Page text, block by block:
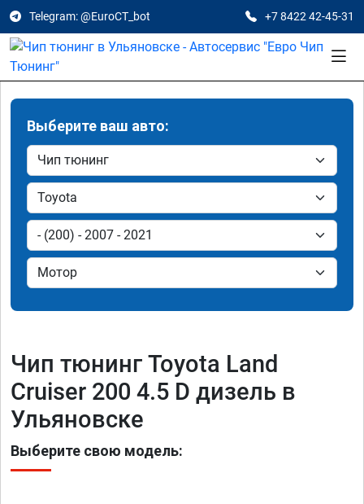
Telegram: @EuroCT_bot +7 8422 42-45-31
Выберите ваш авто:
Чип тюнинг Toyota Land
Cruiser 200 4.5 D дизель в
Ульяновске
Выберите свою модель: